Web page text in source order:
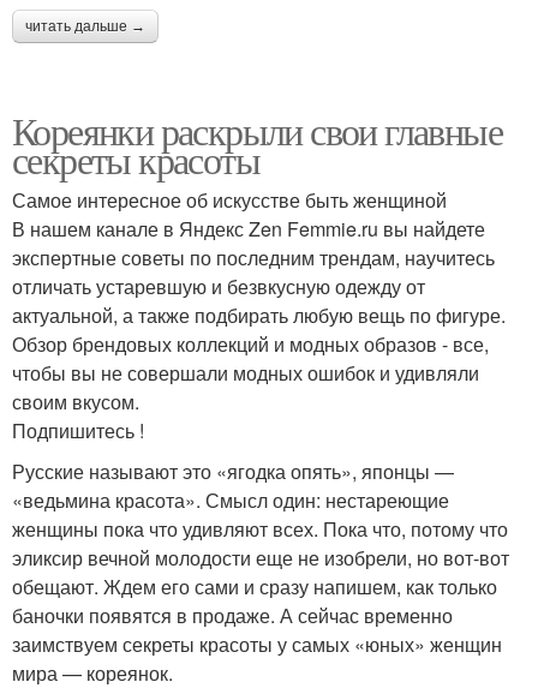
читать дальше →
Кореянки раскрыли свои главные
секреты красоты
Самое интересное об искусстве быть женщиной
В нашем канале в Яндекс Zen Femmie.ru вы найдете
экспертные советы по последним трендам, научитесь
отличать устаревшую и безвкусную одежду от
актуальной, а также подбирать любую вещь по фигуре.
Обзор брендовых коллекций и модных образов - все,
чтобы вы не совершали модных ошибок и удивляли
своим вкусом.
Подпишитесь !
Русские называют это «ягодка опять», японцы —
«ведьмина красота». Смысл один: нестареющие
женщины пока что удивляют всех. Пока что, потому что
эликсир вечной молодости еще не изобрели, но вот-вот
обещают. Ждем его сами и сразу напишем, как только
баночки появятся в продаже. А сейчас временно
заимствуем секреты красоты у самых «юных» женщин
мира — кореянок.